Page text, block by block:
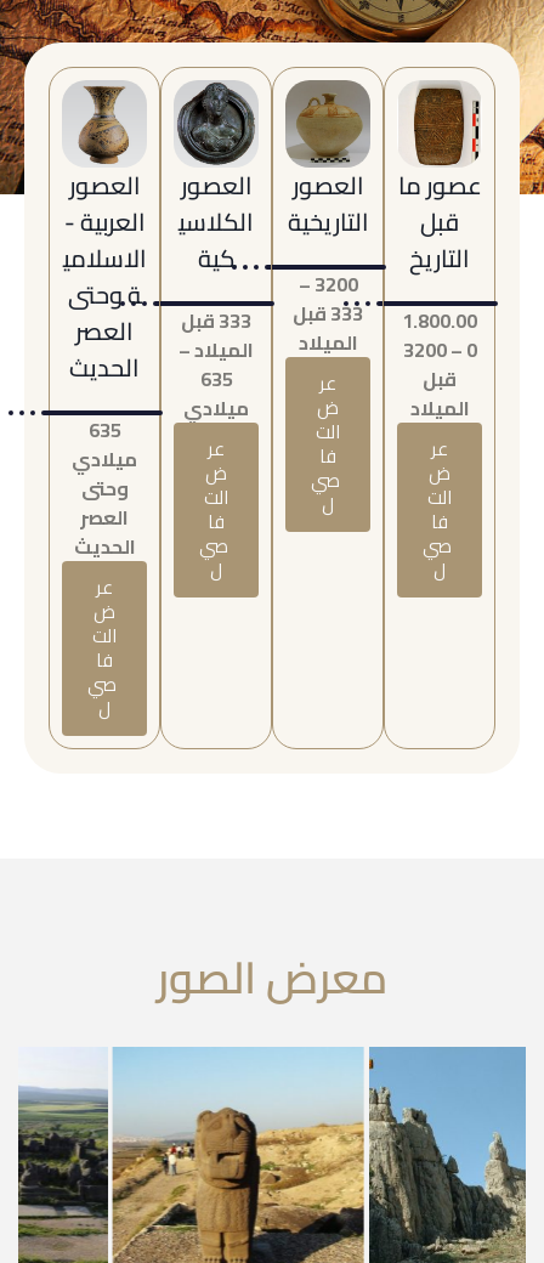
عصور ما
قبل
التاريخ
1.800.00
0 – 3200
قبل
الميلاد
عر
ض
الت
فا
صي
ل
العصور
التاريخية
3200 –
333 قبل
الميلاد
عر
ض
الت
فا
صي
ل
العصور
الكلاسي
كية
333 قبل
الميلاد –
635
ميلادي
عر
ض
الت
فا
صي
ل
العصور
العربية -
الاسلامي
ة وحتى
العصر
الحديث
635
ميلادي
وحتى
العصر
الحديث
عر
ض
الت
فا
صي
ل
معرض الصور